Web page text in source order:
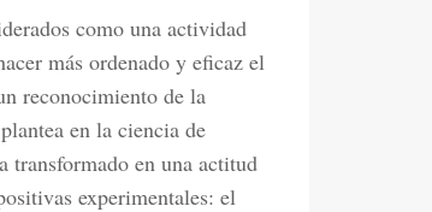
como una actividad
más ordenado y eficaz el
reconocimiento de la
en la ciencia de
transformado en una actitud
experimentales: el